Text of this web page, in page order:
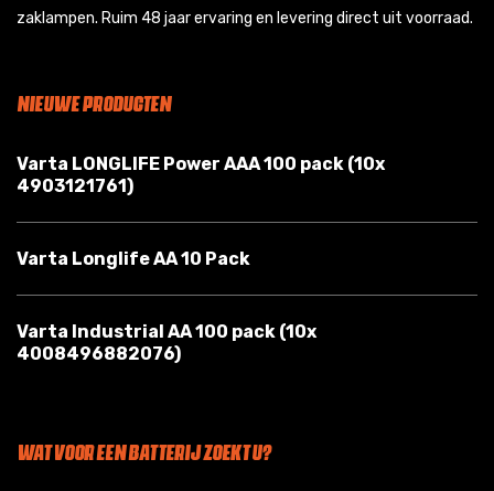
zaklampen. Ruim 48 jaar ervaring en levering direct uit voorraad.
NIEUWE PRODUCTEN
Varta LONGLIFE Power AAA 100 pack (10x
4903121761)
Varta Longlife AA 10 Pack
Varta Industrial AA 100 pack (10x
4008496882076)
WAT VOOR EEN BATTERIJ ZOEKT U?